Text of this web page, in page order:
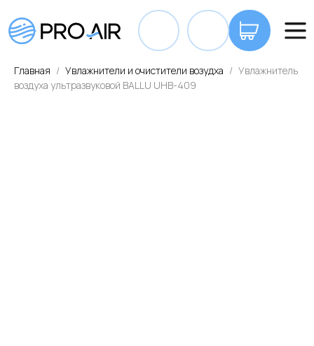
+7
Главная Увлажнители и очистители возудха
Увлажнитель
воздуха ультразвуковой BALLU UHB-409